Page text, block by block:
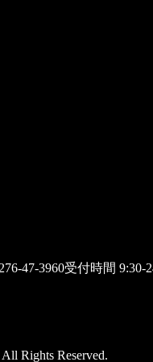
47-3960受付時間 9:30-
Rights Reserved.